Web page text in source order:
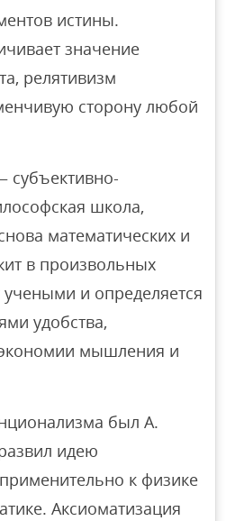
истины.
значение
релятивизм
сторону любой
субъективно-
школа,
математических и
в произвольных
и определяется
удобства,
мышления и
был А.
идею
к физике
Аксиоматизация